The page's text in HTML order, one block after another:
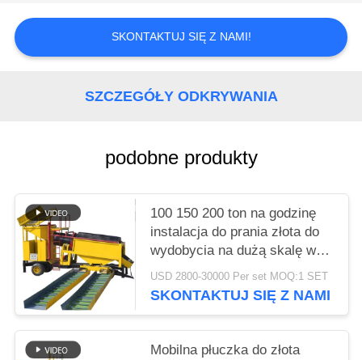
SKONTAKTUJ SIĘ Z NAMI!
SZCZEGÓŁY ODKRYWANIA
podobne produkty
100 150 200 ton na godzinę
instalacja do prania złota do
wydobycia na dużą skalę w
Egipcie Południowa Afryka
USD 2800-30000 Per set MOQ:1 SET
SKONTAKTUJ SIĘ Z NAMI
Mobilna płuczka do złota